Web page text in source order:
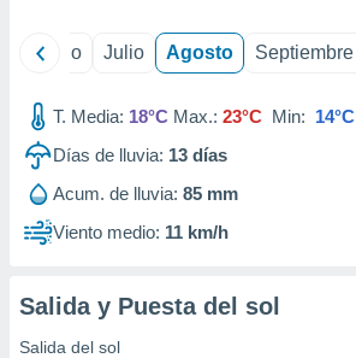
1199
Junio Julio Agosto Septiembre
T. Media: 18°C Max.: 23°C Min: 14°C
Días de lluvia: 13 días
Acum. de lluvia: 85 mm
Viento medio: 11 km/h
Salida y Puesta del sol
Salida del sol